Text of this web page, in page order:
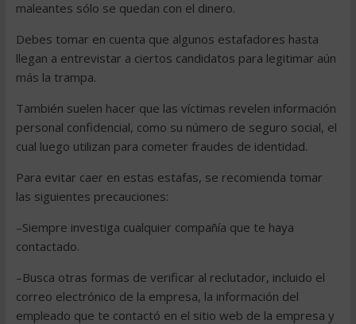
maleantes sólo se quedan con el dinero.
Debes tomar en cuenta que algunos estafadores hasta
llegan a entrevistar a ciertos candidatos para legitimar aún
más la trampa.
También suelen hacer que las víctimas revelen información
personal confidencial, como su número de seguro social, el
cual luego utilizan para cometer fraudes de identidad.
Para evitar caer en estas estafas, se recomienda tomar
las siguientes precauciones:
–Siempre investiga cualquier compañía que te haya
contactado.
–Busca otras formas de verificar al reclutador, incluido el
correo electrónico de la empresa, la información del
empleado que te contactó en el sitio web de la empresa y